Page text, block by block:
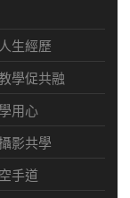
生經歷
學促共融
用心
影共學
手道